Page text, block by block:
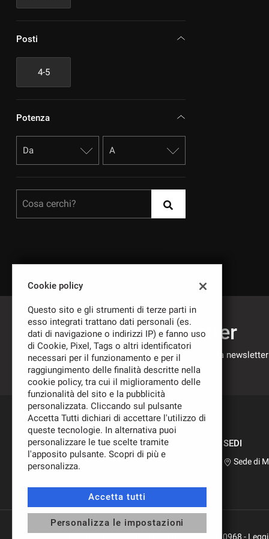
Posti
4-5
Potenza
Cosa cerchi?
Iscriviti alla newsletter
Compila il modulo sottostante per iscriverti alla
nostre novità.
SEDI
Sede di
Copyright © 2026 Pachimotors Srl - P.IVA 11037870968 -
Cookie policy
Questo sito e gli strumenti di terze parti in
esso integrati trattano dati personali (es.
dati di navigazione o indirizzi IP) e fanno uso
di Cookie, Pixel, Tags o altri identificatori
necessari per il funzionamento e per il
raggiungimento delle finalità descritte nella
cookie policy, tra cui il miglioramento delle
funzionalità del sito e la pubblicità
personalizzata. Cliccando sul pulsante
Accetta Tutti dichiari di accettare l'utilizzo di
queste tecnologie. In alternativa puoi
personalizzare le tue scelte tramite
l'apposito pulsante. Scopri di più e
personalizza.
Accetta tutti
Personalizza le impostazioni
Leggi
cookie